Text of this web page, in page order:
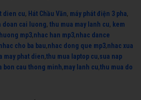
dien cu, Hát Chầu Văn, máy phát điện 3 pha,
doan cai luong, thu mua may lanh cu, kem
mp3,nhac han mp3,nhac dance
cho ba bau,nhac dong que mp3,nhac xua
may phat dien,thu mua laptop cu,sua nap
bon cau thong minh,may lanh cu,thu mua do